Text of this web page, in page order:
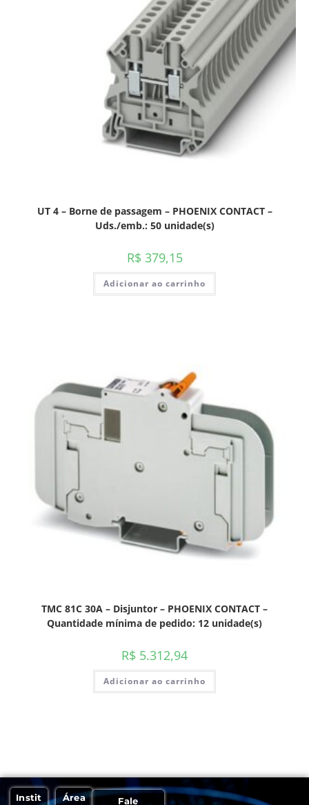
UT 4 – Borne de passagem – PHOENIX CONTACT –
Uds./emb.: 50 unidade(s)
R$ 379,15
Adicionar ao carrinho
TMC 81C 30A – Disjuntor – PHOENIX CONTACT –
Quantidade mínima de pedido: 12 unidade(s)
R$ 5.312,94
Adicionar ao carrinho
Instit Área Fale